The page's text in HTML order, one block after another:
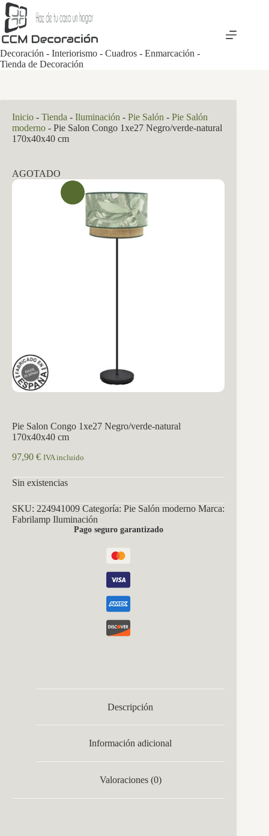
Saltar
al
contenido
Decoración - Interiorismo - Cuadros - Enmarcación -
Tienda de Decoración
Inicio - Tienda - Iluminación - Pie Salón - Pie Salón
moderno - Pie Salon Congo 1xe27 Negro/verde-natural
170x40x40 cm
AGOTADO
Pie Salon Congo 1xe27 Negro/verde-natural
170x40x40 cm
97,90 € IVA incluido
Sin existencias
SKU: 224941009 Categoría: Pie Salón moderno Marca:
Fabrilamp Iluminación
Pago seguro garantizado
Descripción
Información adicional
Valoraciones (0)